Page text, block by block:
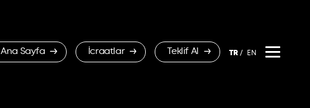
Ana Sayfa İcraatlar Teklif Al TR EN